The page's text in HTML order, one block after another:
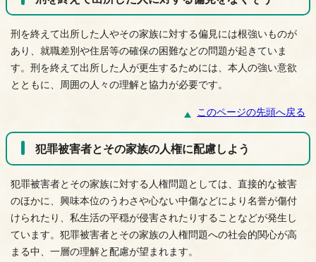
刑を終えて出所した人やその家族に対する偏見には根強いものが
あり、就職差別や住居等の確保の困難などの問題が起きていま
す。刑を終えて出所した人が更生するためには、本人の強い意欲
とともに、周囲の人々の理解と協力が必要です。
このページの先頭へ戻る
犯罪被害者とその家族の人権に配慮しよう
犯罪被害者とその家族に対する人権問題としては、直接的な被害
のほかに、興味本位のうわさや心ない中傷などにより名誉が傷付
けられたり、私生活の平穏が侵害されたりすることなどが発生し
ています。犯罪被害者とその家族の人権問題への社会的関心が高
まる中、一層の理解と配慮が望まれます。